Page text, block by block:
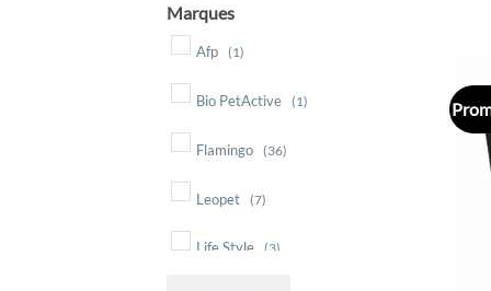
Marques
Afp (1)
Bio PetActive (1)
Flamingo (36)
Leopet (7)
Life Style (3)